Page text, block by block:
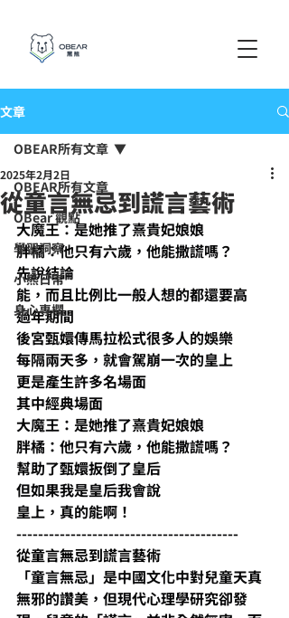
文章
OBEAR所有文章
OBear 觀點
學習洞察
小熊日常
身心專欄
OBEAR所有文章
從童言無忌到謊言藝術
2025年2月2日
大魔王：是她推了熹貴妃娘娘
胖橘：他只有六歲，他能撒謊嗎？
先說結論
能，而且比例比一般人想的都還要高
過年期間
後宮甄嬛傳馬拉松式很多人的娛樂
每隔兩天多，就會駕崩一次的皇上
更是產生許多名場面
其中經典場面
大魔王：是她推了熹貴妃娘娘
胖橘：他只有六歲，他能撒謊嗎？
幫助了甄嬛扳倒了皇后
但如果我是皇后我會說
皇上，真的能啊！
-----------------------------------------
從童言無忌到謊言藝術
「童言無忌」是中國文化中對兒童天真
無邪的讚美，但現代心理學研究卻發